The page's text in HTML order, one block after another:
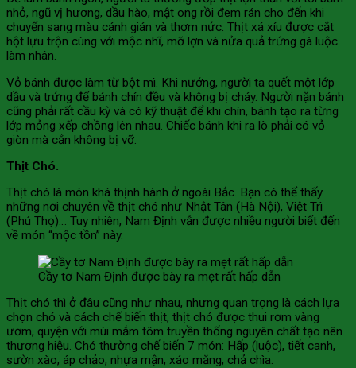
nhỏ, ngũ vị hương, dầu hào, mật ong rồi đem rán cho đến khi
chuyển sang màu cánh gián và thơm nức. Thịt xá xíu được cắt
hột lựu trộn cùng với mộc nhĩ, mỡ lợn và nửa quả trứng gà luộc
làm nhân.
Vỏ bánh được làm từ bột mì. Khi nướng, người ta quết một lớp
dầu và trứng để bánh chín đều và không bị cháy. Người nặn bánh
cũng phải rất cầu kỳ và có kỹ thuật để khi chín, bánh tạo ra từng
lớp mỏng xếp chồng lên nhau. Chiếc bánh khi ra lò phải có vỏ
giòn mà cắn không bị vỡ.
Thịt Chó.
Thịt chó là món khá thịnh hành ở ngoài Bắc. Bạn có thể thấy
những nơi chuyên về thịt chó như Nhật Tân (Hà Nội), Việt Trì
(Phú Thọ)… Tuy nhiên, Nam Định vẫn được nhiều người biết đến
về món “mộc tồn” này.
Cầy tơ Nam Định được bày ra mẹt rất hấp dẫn
Thịt chó thì ở đâu cũng như nhau, nhưng quan trọng là cách lựa
chọn chó và cách chế biến thịt, thịt chó được thui rơm vàng
ươm, quyện với mùi mắm tôm truyền thống nguyên chất tạo nên
thương hiệu. Chó thường chế biến 7 món: Hấp (luộc), tiết canh,
sườn xào, áp chảo, nhựa mận, xáo măng, chả chìa.